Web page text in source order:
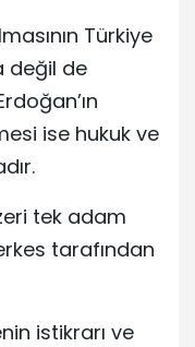
Türkiye
değil de
ise hukuk ve
tek adam
tarafından
istikrarı ve